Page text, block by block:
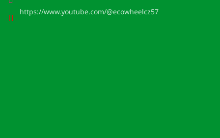
https://www.youtube.com/@ecowheelcz57